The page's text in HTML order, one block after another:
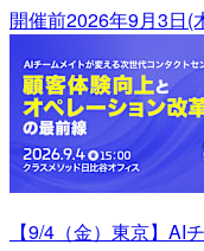
開催前2026年9月3日(
【9/4（金）東京】AI